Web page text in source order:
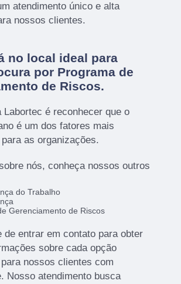
atendimento único e alta
nossos clientes.
no local ideal para
por Programa de
de Riscos.
Labortec é reconhecer que o
é um dos fatores mais
as organizações.
nós, conheça nossos outros
do Trabalho
Gerenciamento de Riscos
de entrar em contato para obter
sobre cada opção
nossos clientes com
Nosso atendimento busca